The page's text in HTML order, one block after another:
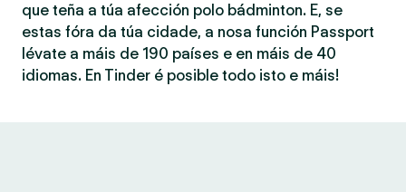
que teña a túa afección polo bádminton. E, se
estas fóra da túa cidade, a nosa función Passport
lévate a máis de 190 países e en máis de 40
idiomas. En Tinder é posible todo isto e máis!